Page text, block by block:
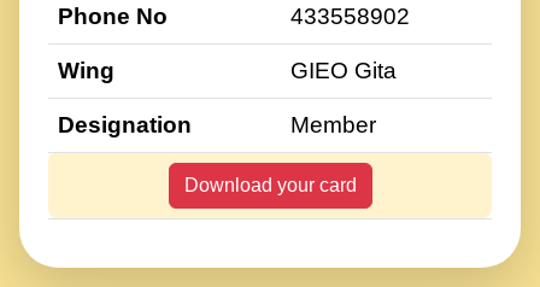
Phone No 433558902
Wing GIEO Gita
Designation Member
Download your card